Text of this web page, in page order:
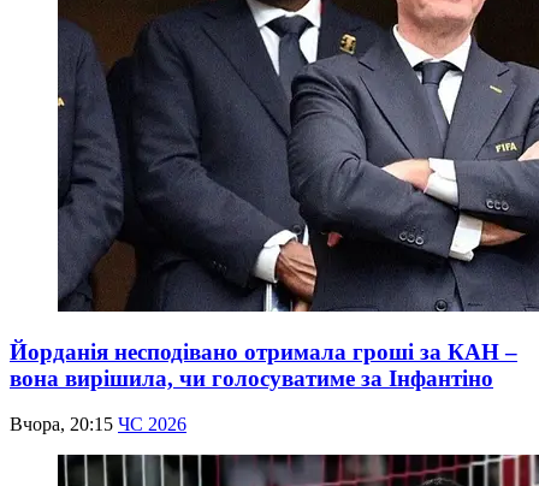
Йорданія несподівано отримала гроші за КАН –
вона вирішила, чи голосуватиме за Інфантіно
Вчора, 20:15 ЧС 2026